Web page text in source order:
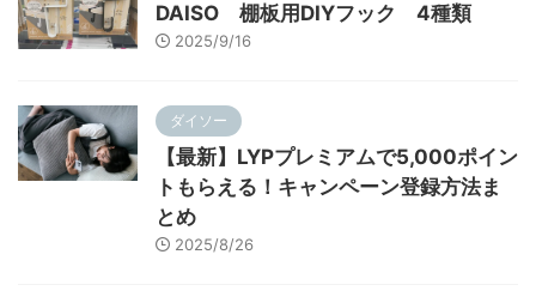
DAISO 棚板用DIYフック 4種類
2025/9/16
ダイソー
【最新】LYPプレミアムで5,000ポイン
トもらえる！キャンペーン登録方法ま
とめ
2025/8/26